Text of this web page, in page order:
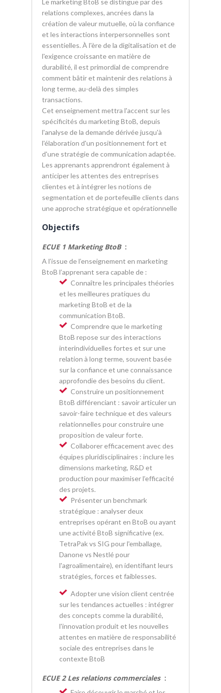
Le marketing BtoB se distingue par des
relations complexes, ancrées dans la
création de valeur mutuelle, où la confiance
et les interactions interpersonnelles sont
essentielles. À l'ère de la digitalisation et de
l'exigence croissante en matière de
durabilité, il est primordial de comprendre
comment bâtir et maintenir des relations à
long terme, au-delà des simples
transactions.
Cet enseignement mettra l'accent sur les
spécificités du marketing BtoB, depuis
l'analyse de la demande dérivée jusqu'à
l'élaboration d'un positionnement fort et
d'une stratégie de communication adaptée.
Les apprenants apprendront également à
anticiper les attentes des entreprises
clientes et à intégrer les notions de
segmentation et de portefeuille clients dans
une approche stratégique et opérationnelle
Objectifs
ECUE 1 Marketing BtoB :
A l’issue de l’enseignement en marketing
BtoB l’apprenant sera capable de :
Connaître les principales théories
et les meilleures pratiques du
marketing BtoB et de la
communication BtoB.
Comprendre que le marketing
BtoB repose sur des interactions
interindividuelles fortes et sur une
relation à long terme, souvent basée
sur la confiance et une connaissance
approfondie des besoins du client.
Construire un positionnement
BtoB différenciant : savoir articuler un
savoir-faire technique et des valeurs
relationnelles pour construire une
proposition de valeur forte.
Collaborer efficacement avec des
équipes pluridisciplinaires : inclure les
dimensions marketing, R&D et
production pour maximiser l’efficacité
des projets.
Présenter un benchmark
stratégique : analyser deux
entreprises opérant en BtoB ou ayant
une activité BtoB significative (ex.
TetraPak vs SIG pour l'emballage,
Danone vs Nestlé pour
l'agroalimentaire), en identifiant leurs
stratégies, forces et faiblesses.
Adopter une vision client centrée
sur les tendances actuelles : intégrer
des concepts comme la durabilité,
l'innovation produit et les nouvelles
attentes en matière de responsabilité
sociale des entreprises dans le
contexte BtoB
ECUE 2 Les relations commerciales :